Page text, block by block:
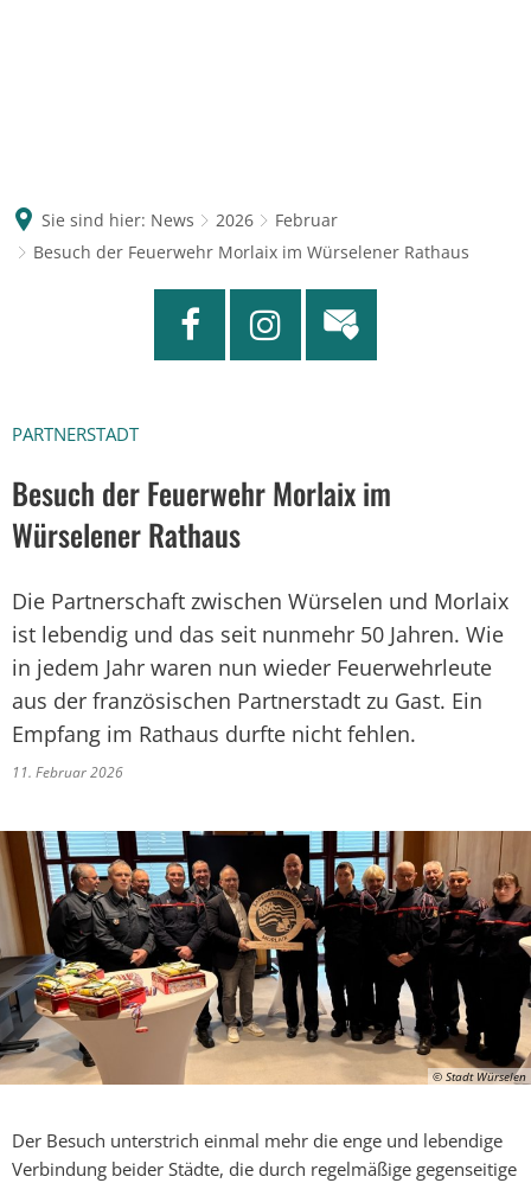
Sie sind hier: News 2026
Februar
Besuch der Feuerwehr Morlaix im Würselener Rathaus
PARTNERSTADT
Besuch der Feuerwehr Morlaix im
Würselener Rathaus
Die Partnerschaft zwischen Würselen und Morlaix
ist lebendig und das seit nunmehr 50 Jahren. Wie
in jedem Jahr waren nun wieder Feuerwehrleute
aus der französischen Partnerstadt zu Gast. Ein
Empfang im Rathaus durfte nicht fehlen.
11. Februar 2026
© Stadt Würselen
Der Besuch unterstrich einmal mehr die enge und lebendige
Verbindung beider Städte, die durch regelmäßige gegenseitige